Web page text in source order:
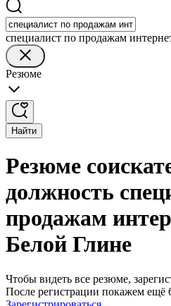
специалист по продажам
Резюме
Найти
Резюме
должность
продажам
Белой Глине
Чтобы видеть все резюме,
После регистрации покажем ещё